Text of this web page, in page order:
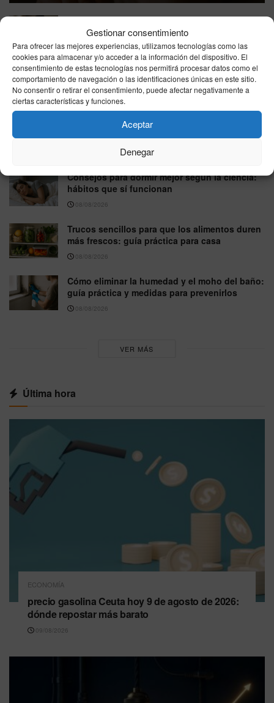
Gestionar consentimiento
Para ofrecer las mejores experiencias, utilizamos tecnologías como las
cookies para almacenar y/o acceder a la información del dispositivo. El
consentimiento de estas tecnologías nos permitirá procesar datos como el
comportamiento de navegación o las identificaciones únicas en este sitio.
No consentir o retirar el consentimiento, puede afectar negativamente a
ciertas características y funciones.
Aceptar
Denegar
La psicología de los hábitos: cómo crearlos y
mantenerlos con constancia
08/08/2026
Cómo mejorar la productividad con técnicas
de base científica (sin complicarte)
08/08/2026
Mitos sobre la alimentación desmentidos por
la ciencia: lo que conviene saber
Consejos para dormir mejor según la ciencia:
hábitos que sí funcionan
08/08/2026
Trucos sencillos para que los alimentos duren
más frescos: guía práctica para casa
08/08/2026
Cómo eliminar la humedad y el moho del baño:
guía práctica y medidas para prevenirlos
08/08/2026
VER MÁS
Última hora
ECONOMÍA
precio gasolina Ceuta hoy 9 de agosto de 2026:
dónde repostar más barato
09/08/2026